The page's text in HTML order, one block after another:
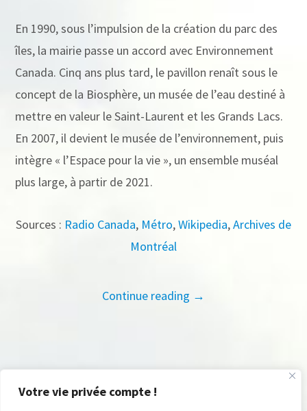
Votre vie privée compte !
En 1990, sous l’impulsion de la création du parc des
îles, la mairie passe un accord avec Environnement
Canada. Cinq ans plus tard, le pavillon renaît sous le
concept de la Biosphère, un musée de l’eau destiné à
mettre en valeur le Saint-Laurent et les Grands Lacs.
En 2007, il devient le musée de l’environnement, puis
intègre « l’Espace pour la vie », un ensemble muséal
plus large, à partir de 2021.
Sources : Radio Canada, Métro,Wikipedia,Archives de
Montréal
Continue reading →